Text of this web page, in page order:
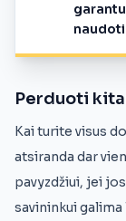
Perduoti
Kai turite visus
atsiranda dar
pavyzdžiui, jei
savininkui